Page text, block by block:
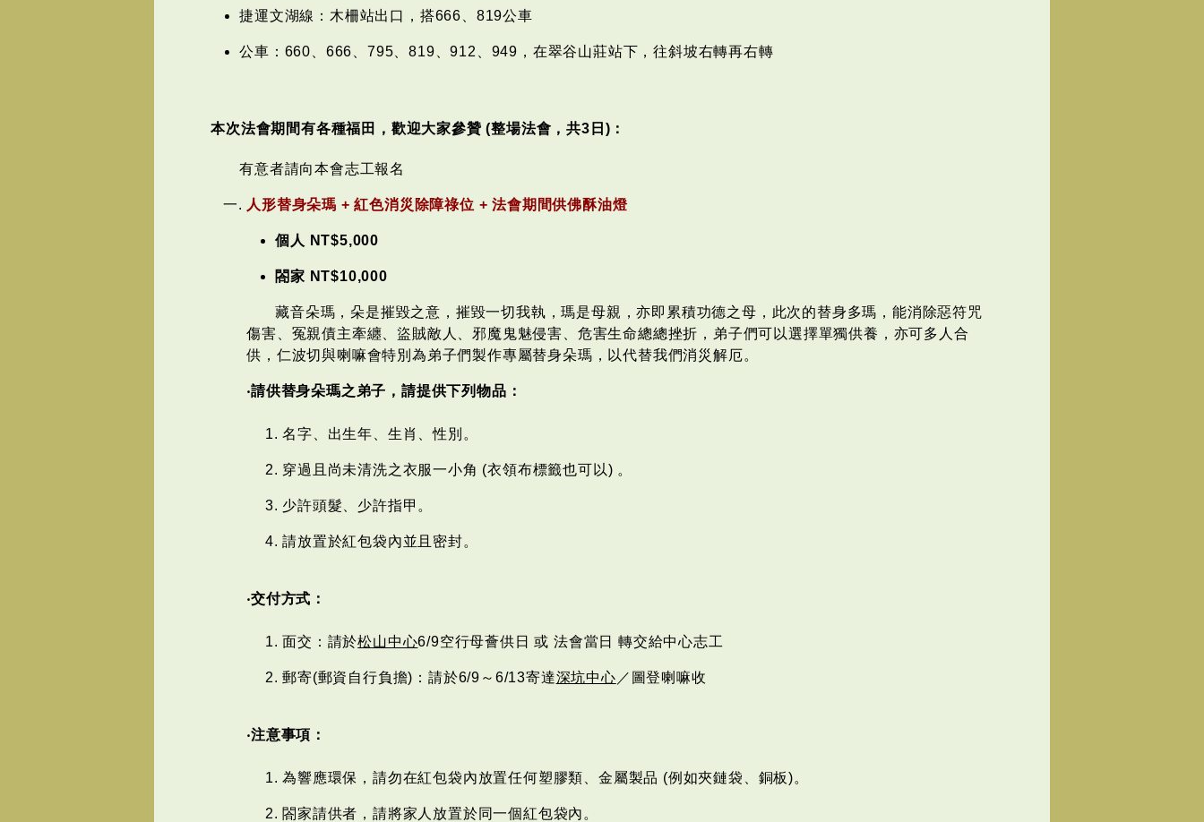
捷運文湖線：木柵站出口，搭666、819公車
公車：660、666、795、819、912、949，在翠谷山莊站下，往斜坡右轉再右轉
本次法會期間有各種福田，歡迎大家參贊 (整場法會，共3日)：
有意者請向本會志工報名
人形替身朵瑪 + 紅色消災除障祿位 + 法會期間供佛酥油燈
個人 NT$5,000
閤家 NT$10,000
藏音朵瑪，朵是摧毀之意，摧毀一切我執，瑪是母親，亦即累積功德之母，此次的替身多瑪，能消除惡符咒
傷害、冤親債主牽纏、盜賊敵人、邪魔鬼魅侵害、危害生命總總挫折，弟子們可以選擇單獨供養，亦可多人合
供，仁波切與喇嘛會特別為弟子們製作專屬替身朵瑪，以代替我們消災解厄。
‧請供替身朵瑪之弟子，請提供下列物品：
名字、出生年、生肖、性別。
穿過且尚未清洗之衣服一小角 (衣領布標籤也可以) 。
少許頭髮、少許指甲。
請放置於紅包袋內並且密封。
‧交付方式：
面交：請於松山中心6/9空行母薈供日 或 法會當日 轉交給中心志工
郵寄(郵資自行負擔)：請於6/9～6/13寄達深坑中心 ／圖登喇嘛收
‧注意事項：
為響應環保，請勿在紅包袋內放置任何塑膠類、金屬製品 (例如夾鏈袋、銅板)。
閤家請供者，請將家人放置於同一個紅包袋內。